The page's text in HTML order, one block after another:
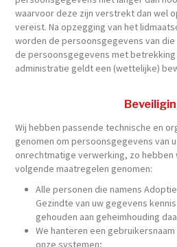
waarvoor deze zijn verstrekt dan wel
vereist. Na opzegging van het
worden de persoonsgegevens van
de persoonsgegevens met
administratie geldt een (wettelijke)
Wij hebben passende technische en
genomen om persoonsgegevens van
onrechtmatige verwerking, zo
volgende maatregelen genomen:
Alle personen die namens
Gezindte van uw gegevens
gehouden aan geheimhouding
We hanteren een
onze systemen;